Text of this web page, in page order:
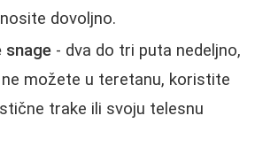
dovoljno.
snage - dva do tri puta nedeljno,
možete u teretanu, koristite
trake ili svoju telesnu